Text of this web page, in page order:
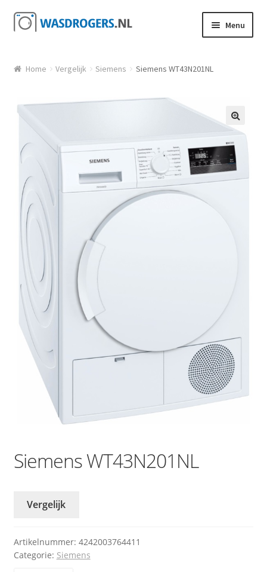
Ga door naar navigatie
Ga direct naar de inhoud Menu
Home Vergelijk Siemens Siemens WT43N201NL
Siemens WT43N201NL
Vergelijk
Artikelnummer: 4242003764411
Categorie: Siemens